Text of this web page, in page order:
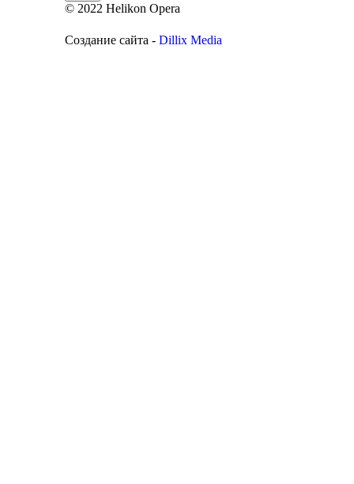
© 2022 Helikon Opera
Создание сайта - Dillix Media